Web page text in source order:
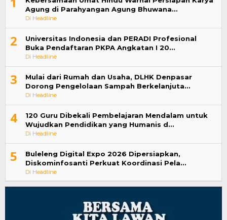
Agung di Parahyangan Agung Bhuwana…
Di Headline
2
Universitas Indonesia dan PERADI Profesional
Buka Pendaftaran PKPA Angkatan I 20…
Di Headline
3
Mulai dari Rumah dan Usaha, DLHK Denpasar
Dorong Pengelolaan Sampah Berkelanjuta…
Di Headline
4
120 Guru Dibekali Pembelajaran Mendalam untuk
Wujudkan Pendidikan yang Humanis d…
Di Headline
5
Buleleng Digital Expo 2026 Dipersiapkan,
Diskominfosanti Perkuat Koordinasi Pela…
Di Headline